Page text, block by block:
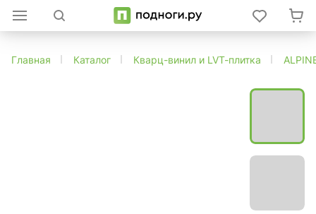
Главная Каталог Кварц-винил и LVT-плитка